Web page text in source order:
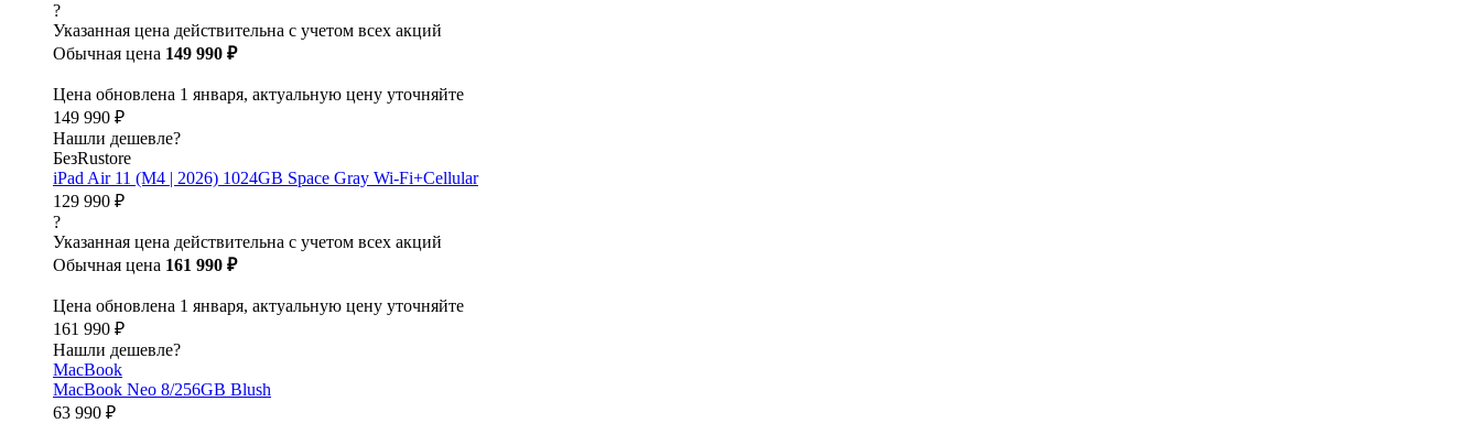
?
Указанная цена действительна с учетом всех акций
Обычная цена 149 990 ₽
Цена обновлена 1 января, актуальную цену уточняйте
149 990 ₽
Нашли дешевле?
БезRustore
iPad Air 11 (M4 | 2026) 1024GB Space Gray Wi-Fi+Cellular
129 990 ₽
?
Указанная цена действительна с учетом всех акций
Обычная цена 161 990 ₽
Цена обновлена 1 января, актуальную цену уточняйте
161 990 ₽
Нашли дешевле?
MacBook
MacBook Neo 8/256GB Blush
63 990 ₽